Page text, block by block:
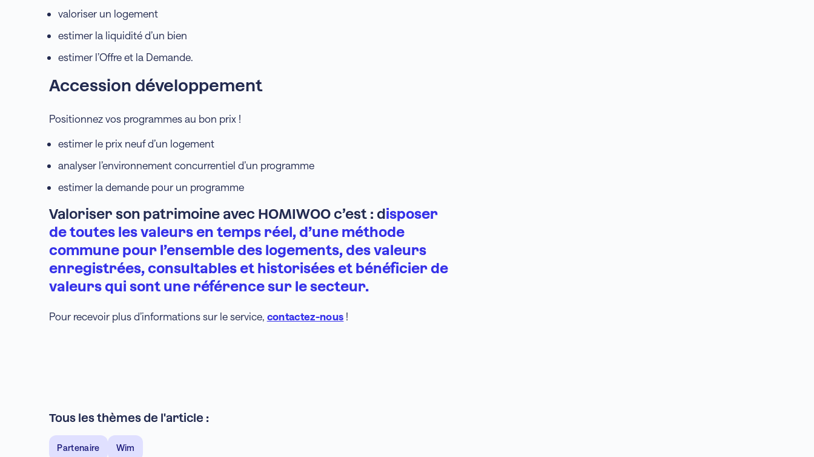
valoriser un logement
estimer la liquidité d’un bien
estimer l’Offre et la Demande.
Accession développement
Positionnez vos programmes au bon prix !
estimer le prix neuf d’un logement
analyser l’environnement concurrentiel d’un programme
estimer la demande pour un programme
Valoriser son patrimoine avec HOMIWOO c’est : disposer
de toutes les valeurs en temps réel, d’une méthode
commune pour l’ensemble des logements,des valeurs
enregistrées, consultables et historisées et bénéficier de
valeurs qui sont une référence sur le secteur.
Pour recevoir plus d’informations sur le service, contactez-nous !
Tous les thèmes de l'article :
Partenaire Wim